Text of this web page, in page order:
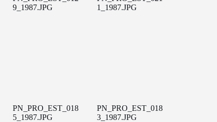
9_1987.JPG
1_1987.JPG
PN_PRO_EST_018
5_1987.JPG
PN_PRO_EST_018
3_1987.JPG